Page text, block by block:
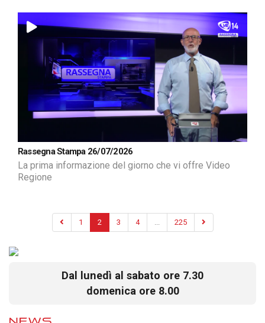
Rassegna Stampa 26/07/2026
La prima informazione del giorno che vi offre Video
Regione
1 2 3 4 225
Dal lunedì al sabato ore 7.30
domenica ore 8.00
NEWS